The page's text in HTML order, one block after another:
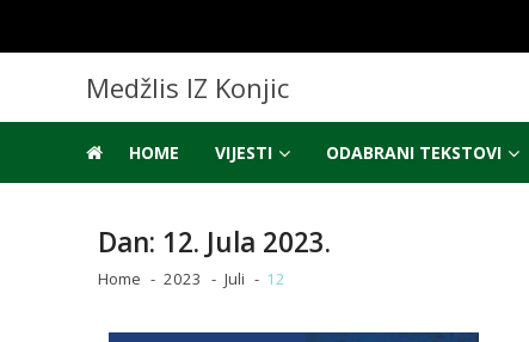
navigation
content
Medžlis IZ Konjic
HOME VIJESTI ODABRANI TEKSTOVI
Dan: 12. Jula 2023.
Home 2023 Juli 12